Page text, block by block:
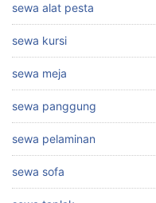
sewa alat pesta
sewa kursi
sewa meja
sewa panggung
sewa pelaminan
sewa sofa